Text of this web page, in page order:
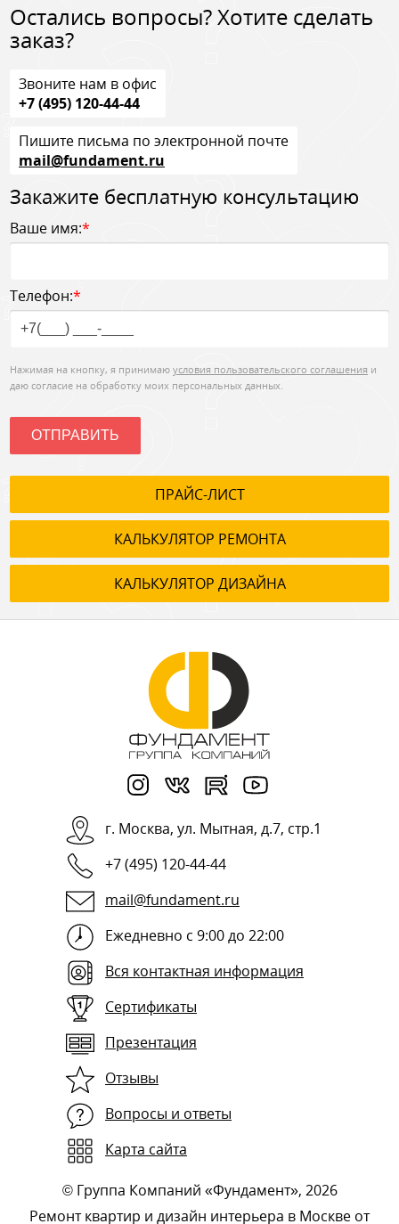
Остались вопросы? Хотите сделать
заказ?
Звоните нам в офис
+7 (495) 120-44-44
Пишите письма по электронной почте
mail@fundament.ru
Закажите бесплатную консультацию
Ваше имя:*
Телефон:*
Нажимая на кнопку, я принимаю условия пользовательского соглашения и
даю согласие на обработку моих персональных данных.
ОТПРАВИТЬ
ПРАЙС-ЛИСТ
КАЛЬКУЛЯТОР РЕМОНТА
КАЛЬКУЛЯТОР ДИЗАЙНА
г. Москва, ул. Мытная, д.7, стр.1
+7 (495) 120-44-44
mail@fundament.ru
Ежедневно с 9:00 до 22:00
Вся контактная информация
Сертификаты
Презентация
Отзывы
Вопросы и ответы
Карта сайта
© Группа Компаний «Фундамент», 2026
Ремонт квартир и дизайн интерьера в Москве от